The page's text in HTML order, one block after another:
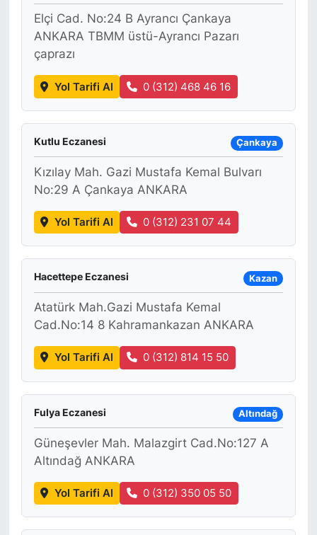
Elçi Cad. No:24 B Ayrancı Çankaya
ANKARA TBMM üstü-Ayrancı Pazarı
çaprazı
Yol Tarifi Al 0 (312) 468 46 16
Kutlu Eczanesi Çankaya
Kızılay Mah. Gazi Mustafa Kemal Bulvarı
No:29 A Çankaya ANKARA
Yol Tarifi Al 0 (312) 231 07 44
Hacettepe Eczanesi Kazan
Atatürk Mah.Gazi Mustafa Kemal
Cad.No:14 8 Kahramankazan ANKARA
Yol Tarifi Al 0 (312) 814 15 50
Fulya Eczanesi Altındağ
Güneşevler Mah. Malazgirt Cad.No:127 A
Altındağ ANKARA
Yol Tarifi Al 0 (312) 350 05 50